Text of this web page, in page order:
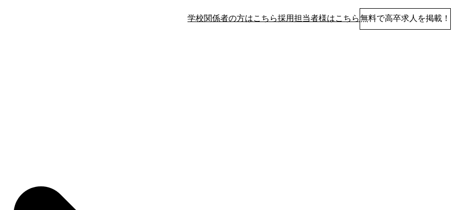
学校関係者の方はこちら採用担当者様はこちら無料で高卒求人を掲載！